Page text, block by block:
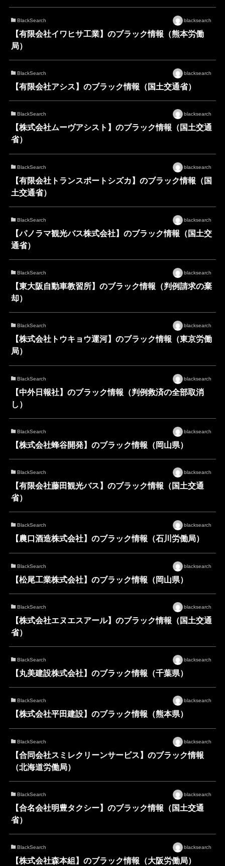
BlackSearch blacksearch
【有限会社イワヒサ工業】のブラック情報（熊本労働
局）
BlackSearch blacksearch
【有限会社アシス】のブラック情報（国土交通省）
BlackSearch blacksearch
【株式会社ムーヴアシスト】のブラック情報（国土交通
省）
BlackSearch blacksearch
【有限会社トランスポートシズカ】のブラック情報（国
土交通省）
BlackSearch blacksearch
【パノラマ観光バス株式会社】のブラック情報（国土交
通省）
BlackSearch blacksearch
【東大阪自動車教習所】のブラック情報（判例請求の棄
却）
BlackSearch blacksearch
【株式会社トウキョウ運河】のブラック情報（東京労働
局）
BlackSearch blacksearch
【中外日報社】のブラック情報（判例救済の全部取消
し）
BlackSearch blacksearch
【株式会社蜂谷開発】のブラック情報（岡山県）
BlackSearch blacksearch
【有限会社藤田観光バス】のブラック情報（国土交通
省）
BlackSearch blacksearch
【農口酒造株式会社】のブラック情報（石川労働局）
BlackSearch blacksearch
【松尾工業株式会社】のブラック情報（岡山県）
BlackSearch blacksearch
【株式会社エヌエスアール】のブラック情報（国土交通
省）
BlackSearch blacksearch
【丸美建設株式会社】のブラック情報（千葉県）
BlackSearch blacksearch
【株式会社平田建設】のブラック情報（熊本県）
BlackSearch blacksearch
【合同会社スミレクリーンサービス】のブラック情報
（北海道労働局）
BlackSearch blacksearch
【合名会社明豊タクシー】のブラック情報（国土交通
省）
BlackSearch blacksearch
【株式会社森本組】のブラック情報（大阪労働局）